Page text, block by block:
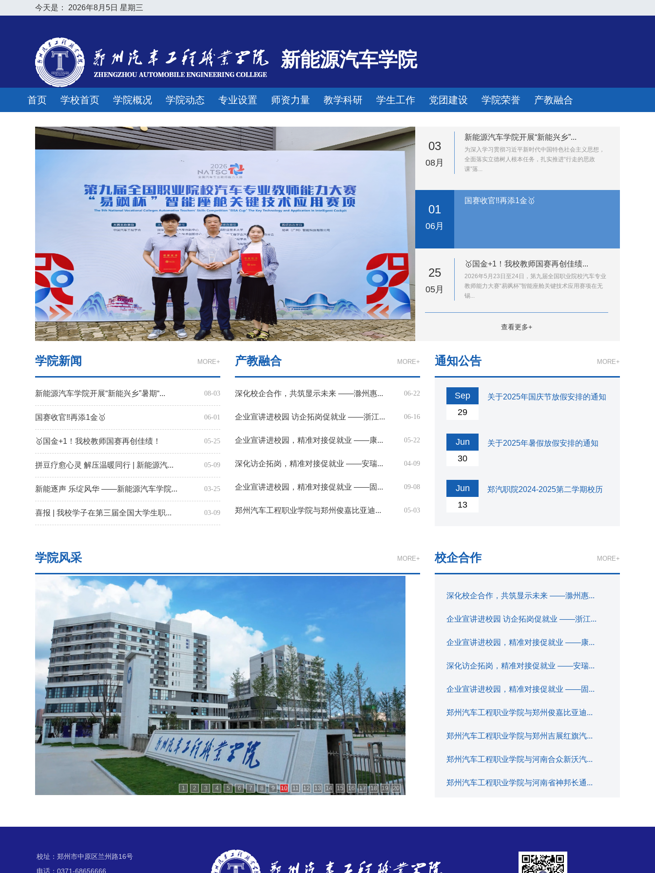
今天是： 2026年8月5日 星期三
新能源汽车学院
首页 学校首页 学院概况 学院动态 专业设置 师资力量 教学科研 学生工作 党团建设 学院荣誉 产教融合
查看更多+
03
08月
新能源汽车学院开展“新能兴乡”...
为深入学习贯彻习近平新时代中国特色社会主义思想，
全面落实立德树人根本任务，扎实推进“行走的思政
课”落...
01
06月
国赛收官‼️再添1金🥇
25
05月
🥇国金+1！我校教师国赛再创佳绩...
2026年5月23日至24日，第九届全国职业院校汽车专业
教师能力大赛“易飒杯”智能座舱关键技术应用赛项在无
锡...
学院新闻 MORE+
新能源汽车学院开展“新能兴乡”暑期“... 08-03
国赛收官‼️再添1金🥇 06-01
🥇国金+1！我校教师国赛再创佳绩！ 05-25
拼豆疗愈心灵 解压温暖同行 | 新能源汽... 05-09
新能逐声 乐绽风华 ——新能源汽车学院... 03-25
喜报 | 我校学子在第三届全国大学生职... 03-09
产教融合 MORE+
深化校企合作，共筑显示未来 ——滁州惠... 06-22
企业宣讲进校园 访企拓岗促就业 ——浙江... 06-16
企业宣讲进校园，精准对接促就业 ——康... 05-22
深化访企拓岗，精准对接促就业 ——安瑞... 04-09
企业宣讲进校园，精准对接促就业 ——固... 09-08
郑州汽车工程职业学院与郑州俊嘉比亚迪... 05-03
通知公告 MORE+
Sep
29
关于2025年国庆节放假安排的通知
Jun
30
关于2025年暑假放假安排的通知
Jun
13
郑汽职院2024-2025第二学期校历
学院风采 MORE+
1 2 3 4 5 6 7 8 9 10 11 12 13 14 15 16 17 18 19 20
校企合作 MORE+
深化校企合作，共筑显示未来 ——滁州惠...
企业宣讲进校园 访企拓岗促就业 ——浙江...
企业宣讲进校园，精准对接促就业 ——康...
深化访企拓岗，精准对接促就业 ——安瑞...
企业宣讲进校园，精准对接促就业 ——固...
郑州汽车工程职业学院与郑州俊嘉比亚迪...
郑州汽车工程职业学院与郑州吉展红旗汽...
郑州汽车工程职业学院与河南合众新沃汽...
郑州汽车工程职业学院与河南省神邦长通...
校址：郑州市中原区兰州路16号
电话：0371-68656666